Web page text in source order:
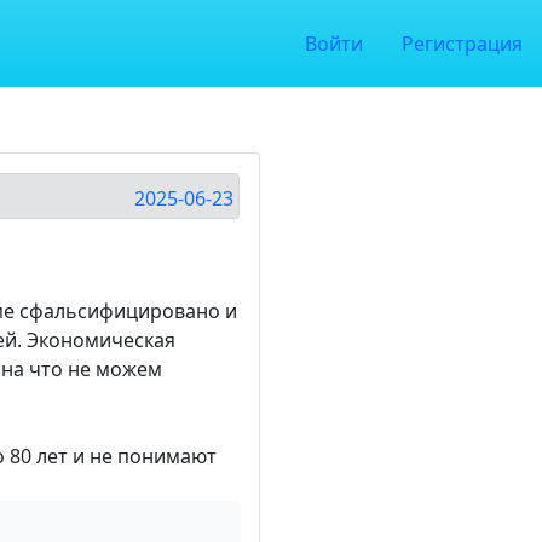
Войти Регистрация
2025-06-23
сфальсифицировано и
Экономическая
что не можем
80 лет и не понимают